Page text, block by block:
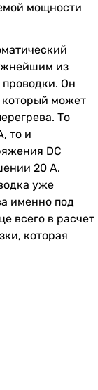
мощности
из
проводки. Он
который может
То
то и
DC
20 А.
уже
именно под
всего в расчет
которая